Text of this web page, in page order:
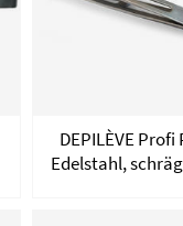
DEPILÈVE
Edelstahl,